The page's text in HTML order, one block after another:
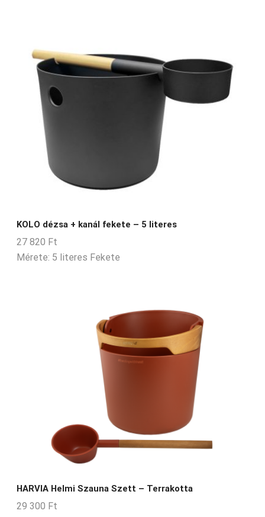
KOLO dézsa + kanál fekete – 5 literes
27 820 Ft
Mérete: 5 literes Fekete
HARVIA Helmi Szauna Szett – Terrakotta
29 300 Ft